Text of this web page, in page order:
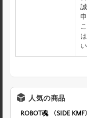
い
人気の商品
ROBOT魂 〈SIDE